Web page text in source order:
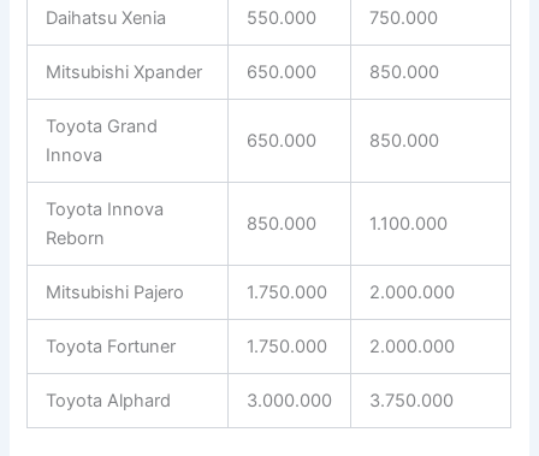
Daihatsu Xenia 550.000 750.000
Mitsubishi Xpander 650.000 850.000
Toyota Grand
Innova
650.000 850.000
Toyota Innova
Reborn
850.000 1.100.000
Mitsubishi Pajero 1.750.000 2.000.000
Toyota Fortuner 1.750.000 2.000.000
Toyota Alphard 3.000.000 3.750.000